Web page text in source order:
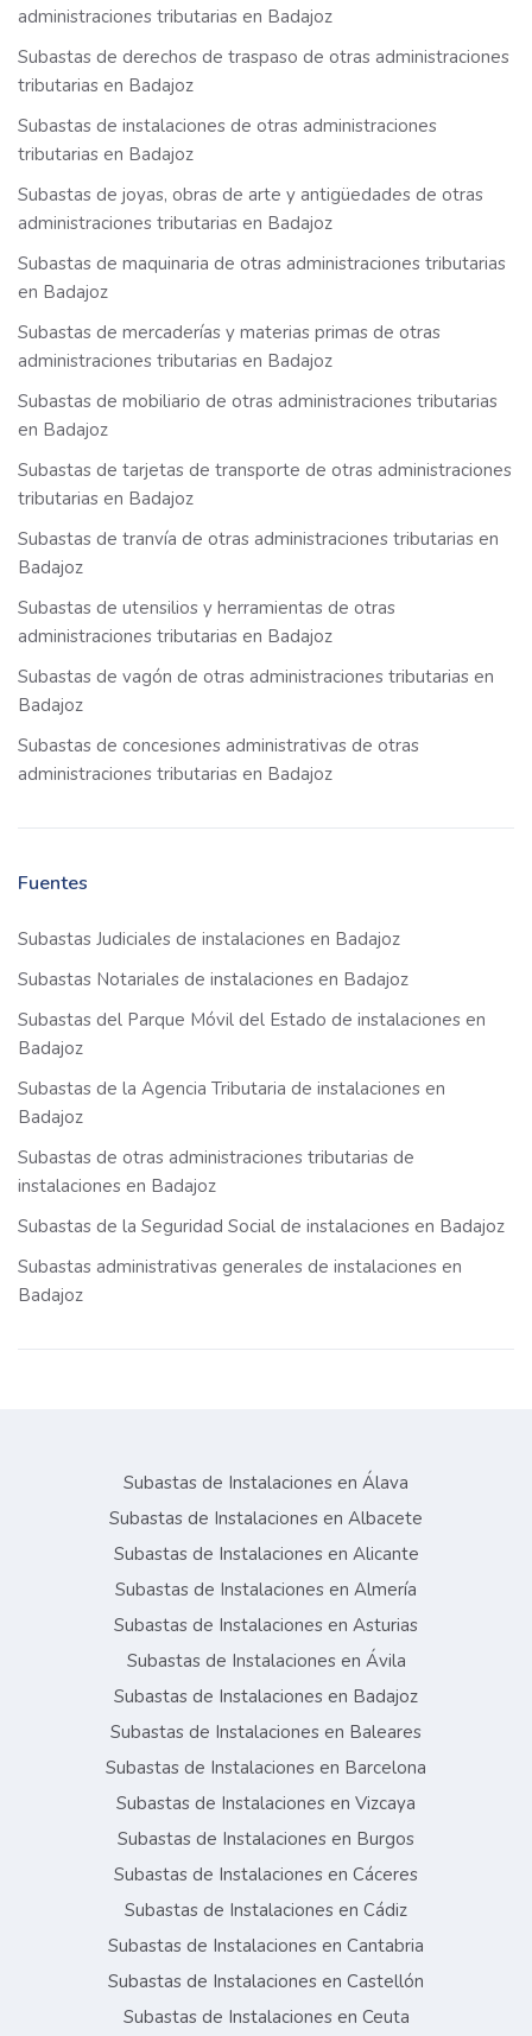
administraciones tributarias en Badajoz
Subastas de derechos de traspaso de otras administraciones
tributarias en Badajoz
Subastas de instalaciones de otras administraciones
tributarias en Badajoz
Subastas de joyas, obras de arte y antigüedades de otras
administraciones tributarias en Badajoz
Subastas de maquinaria de otras administraciones tributarias
en Badajoz
Subastas de mercaderías y materias primas de otras
administraciones tributarias en Badajoz
Subastas de mobiliario de otras administraciones tributarias
en Badajoz
Subastas de tarjetas de transporte de otras administraciones
tributarias en Badajoz
Subastas de tranvía de otras administraciones tributarias en
Badajoz
Subastas de utensilios y herramientas de otras
administraciones tributarias en Badajoz
Subastas de vagón de otras administraciones tributarias en
Badajoz
Subastas de concesiones administrativas de otras
administraciones tributarias en Badajoz
Fuentes
Subastas Judiciales de instalaciones en Badajoz
Subastas Notariales de instalaciones en Badajoz
Subastas del Parque Móvil del Estado de instalaciones en
Badajoz
Subastas de la Agencia Tributaria de instalaciones en
Badajoz
Subastas de otras administraciones tributarias de
instalaciones en Badajoz
Subastas de la Seguridad Social de instalaciones en Badajoz
Subastas administrativas generales de instalaciones en
Badajoz
Subastas de Instalaciones en Álava
Subastas de Instalaciones en Albacete
Subastas de Instalaciones en Alicante
Subastas de Instalaciones en Almería
Subastas de Instalaciones en Asturias
Subastas de Instalaciones en Ávila
Subastas de Instalaciones en Badajoz
Subastas de Instalaciones en Baleares
Subastas de Instalaciones en Barcelona
Subastas de Instalaciones en Vizcaya
Subastas de Instalaciones en Burgos
Subastas de Instalaciones en Cáceres
Subastas de Instalaciones en Cádiz
Subastas de Instalaciones en Cantabria
Subastas de Instalaciones en Castellón
Subastas de Instalaciones en Ceuta